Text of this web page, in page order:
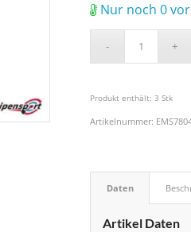
Nur noch 0
Produkt enthält: 3Stk
Artikelnummer:
Daten
Artikel Daten